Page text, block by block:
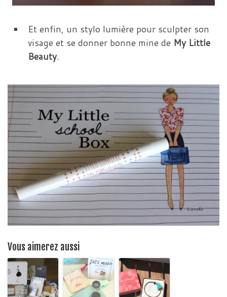
Et enfin, un stylo lumière pour sculpter son
visage et se donner bonne mine de My Little
Beauty.
Vous aimerez aussi